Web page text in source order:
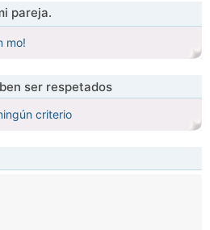
pareja.
mo!
ser respetados
criterio